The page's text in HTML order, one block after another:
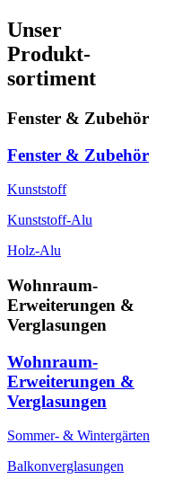
Unser
Produkt-
sortiment
Fenster & Zubehör
Fenster & Zubehör
Kunststoff
Kunststoff-Alu
Holz-Alu
Wohnraum-
Erweiterungen &
Verglasungen
Wohnraum-
Erweiterungen &
Verglasungen
Sommer- & Wintergärten
Balkonverglasungen